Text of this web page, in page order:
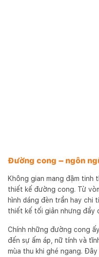
Đường cong – ngôn
Không gian mang đậm tinh
thiết kế đường cong. Từ
hình dáng đèn trần hay chi
thiết kế tối giản nhưng đầy
Chính những đường cong
đến sự ấm áp, nữ tính và
mùa thu khi ghé ngang.